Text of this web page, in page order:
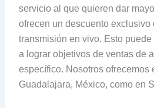
servicio al que quieren dar
ofrecen un descuento exclusivo
transmisión en vivo. Esto
a lograr objetivos de ventas de
específico. Nosotros ofrecemos
Guadalajara, México, como en